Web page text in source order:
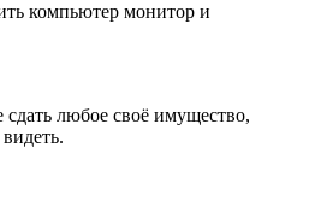
компьютер монитор и
любое своё имущество,